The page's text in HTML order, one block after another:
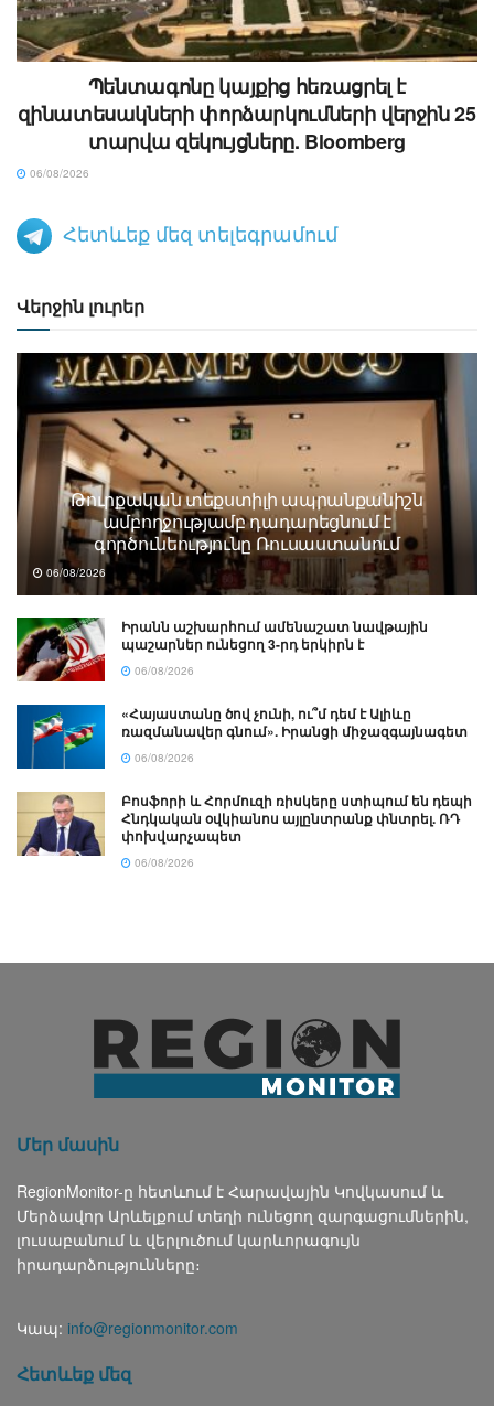
Պենտագոնը կայքից հեռացրել է
զինատեսակների փորձարկումների վերջին 25
տարվա զեկույցները. Bloomberg
06/08/2026
Հետևեք մեզ տելեգրամում
Վերջին լուրեր
Թուրքական տեքստիլի ապրանքանիշն
ամբողջությամբ դադարեցնում է
գործունեությունը Ռուսաստանում
06/08/2026
Իրանն աշխարհում ամենաշատ նավթային
պաշարներ ունեցող 3-րդ երկիրն է
06/08/2026
«Հայաստանը ծով չունի, ու՞մ դեմ է Ալիևը
ռազմանավեր գնում». Իրանցի միջազգայնագետ
06/08/2026
Բոսֆորի և Հորմուզի ռիսկերը ստիպում են դեպի
Հնդկական օվկիանոս այլընտրանք փնտրել. ՌԴ
փոխվարչապետ
06/08/2026
Մեր մասին
RegionMonitor-ը հետևում է Հարավային Կովկասում և
Մերձավոր Արևելքում տեղի ունեցող զարգացումներին,
լուսաբանում և վերլուծում կարևորագույն
իրադարձությունները։
Կապ: info@regionmonitor.com
Հետևեք մեզ